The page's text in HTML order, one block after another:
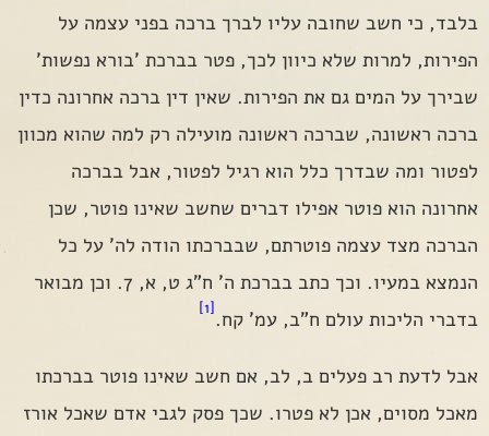
בלבד, כי חשב שחובה עליו לברך ברכה בפני עצמה על
הפירות, למרות שלא כיוון לכך, פטר בברכת 'בורא נפשות'
שבירך על המים גם את הפירות. שאין דין ברכה אחרונה כדין
ברכה ראשונה, שברכה ראשונה מועילה רק למה שהוא מכוון
לפטור ומה שבדרך כלל הוא רגיל לפטור, אבל בברכה
אחרונה הוא פוטר אפילו דברים שחשב שאינו פוטר, שכן
הברכה מצד עצמה פוטרתם, שבברכתו הודה לה' על כל
הנמצא במעיו. וכך כתב בברכת ה' ח"ג ט, א, 7. וכן מבואר
בדברי הליכות עולם ח"ב, עמ' קח.[1]
אבל לדעת רב פעלים ב, לב, אם חשב שאינו פוטר בברכתו
מאכל מסוים, אכן לא פטרו. שכך פסק לגבי אדם שאכל אורז